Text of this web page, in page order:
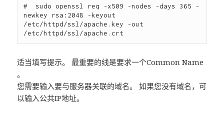
#  sudo openssl req -x509 -nodes -days 365 -
newkey rsa:2048 -keyout
/etc/httpd/ssl/apache.key -out
适当填写提示。 最重要的线是要求一个Common Name
。
您需要输入要与服务器关联的域名。 如果您没有域名，可
以输入公共IP地址。